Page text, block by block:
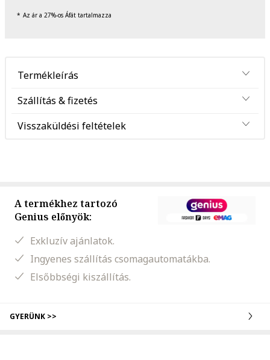
Az ár a 27%-os Áfát tartalmazza
Termékleírás
Szállítás & fizetés
Visszaküldési feltételek
A termékhez tartozó
Genius előnyök:
Exkluzív ajánlatok.
Ingyenes szállítás csomagautomatákba.
Elsőbbségi kiszállítás.
GYERÜNK >>